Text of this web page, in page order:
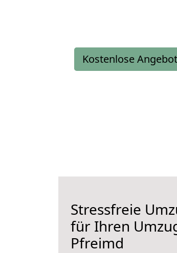
Kostenlose
Stressfreie
für Ihren
Pfreimd